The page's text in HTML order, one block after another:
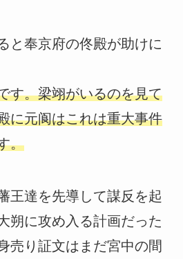
と奉京府の佟殿が助けに
す。梁翊がいるのを見て
に元阆はこれは重大事件
。
王達を先導して謀反を起
朔に攻め入る計画だった
売り証文はまだ宮中の間